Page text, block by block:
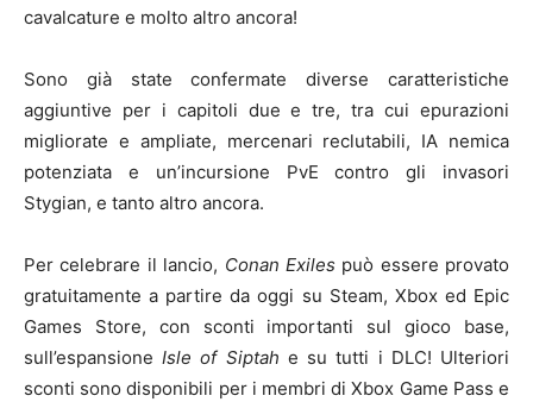
cavalcature e molto altro ancora!
Sono già state confermate diverse caratteristiche
aggiuntive per i capitoli due e tre, tra cui epurazioni
migliorate e ampliate, mercenari reclutabili, IA nemica
potenziata e un’incursione PvE contro gli invasori
Stygian, e tanto altro ancora.
Per celebrare il lancio, Conan Exiles può essere provato
gratuitamente a partire da oggi su Steam, Xbox ed Epic
Games Store, con sconti importanti sul gioco base,
sull’espansioneIsle of Siptah e su tutti i DLC! Ulteriori
sconti sono disponibili per i membri di Xbox Game Pass e